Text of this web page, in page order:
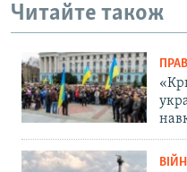
Читайте також